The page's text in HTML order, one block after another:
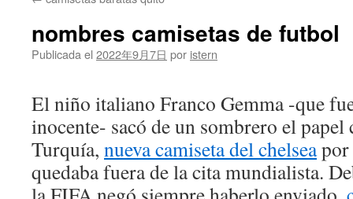
nombres camisetas de futbol
Publicada el 2022年9月7日 por istern
El niño italiano Franco Gemma -que
inocente- sacó de un sombrero el
Turquía, nueva camiseta del chelseapor
quedaba fuera de la cita mundialista.